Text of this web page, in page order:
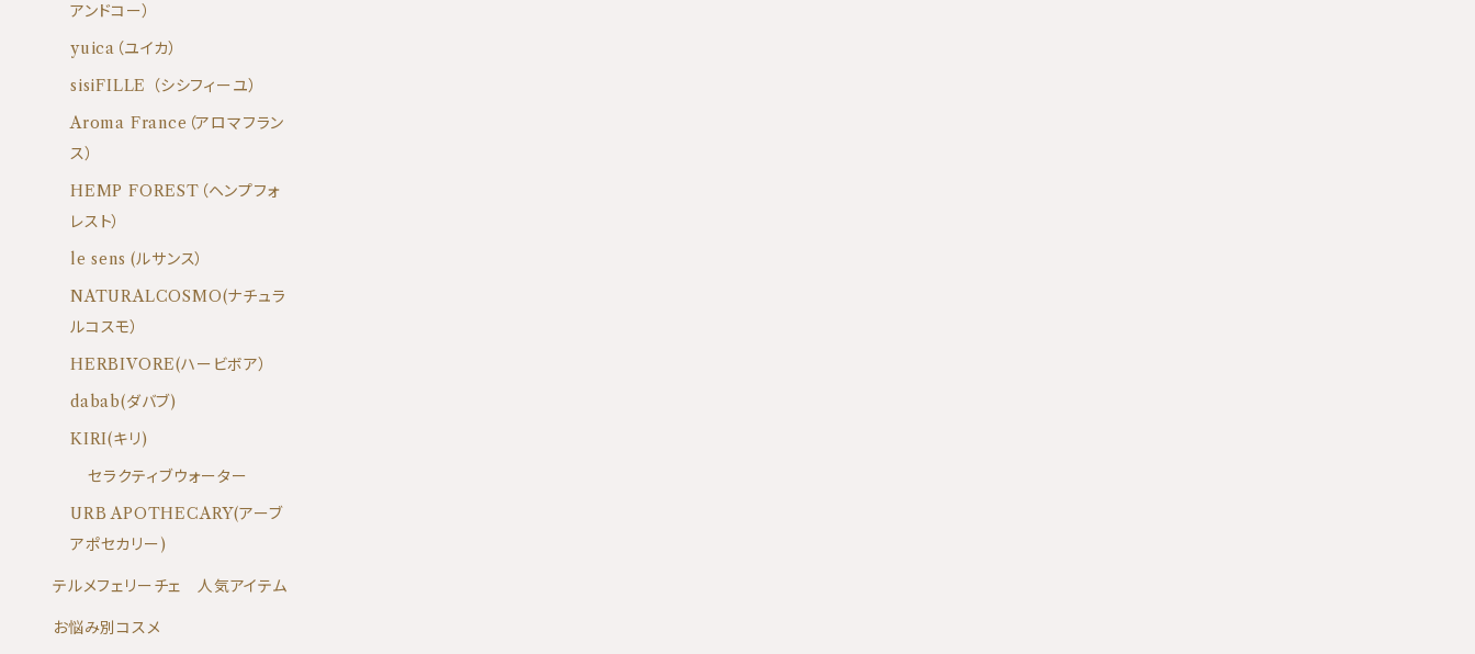
アンドコー）
yuica（ユイカ）
sisiFILLE （シシフィーユ）
Aroma France（アロマフラン
ス）
HEMP FOREST（ヘンプフォ
レスト）
le sens (ルサンス）
NATURALCOSMO(ナチュラ
ルコスモ）
HERBIVORE(ハービボア）
dabab(ダバブ)
KIRI(キリ)
セラクティブウォーター
URB APOTHECARY(アーブ
アポセカリー)
テルメフェリーチェ 人気アイテム
お悩み別コスメ